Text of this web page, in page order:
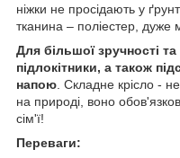
ніжки не просідають у
тканина – поліестер, дуже
Для більшої зручності
підлокітники, а також
напою . Складне крісло -
на природі, воно
сім'ї!
Переваги: